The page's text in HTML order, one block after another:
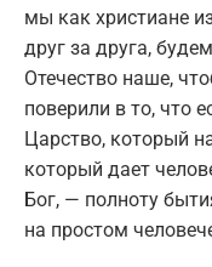
мы как христиане
друг за друга,
Отечество наше,
поверили в то, что
Царство, который
который дает
Бог, — полноту
на простом